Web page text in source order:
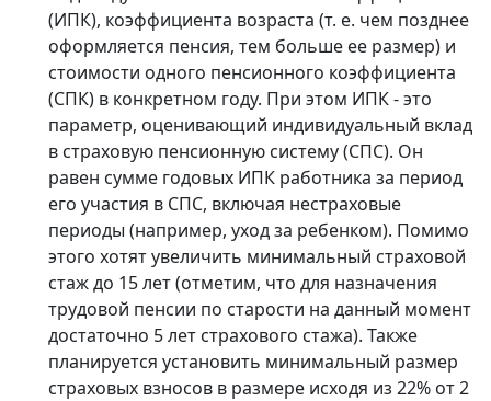
(ИПК), коэффициента возраста (т. е. чем позднее
оформляется пенсия, тем больше ее размер) и
стоимости одного пенсионного коэффициента
(СПК) в конкретном году. При этом ИПК - это
параметр, оценивающий индивидуальный вклад
в страховую пенсионную систему (СПС). Он
равен сумме годовых ИПК работника за период
его участия в СПС, включая нестраховые
периоды (например, уход за ребенком). Помимо
этого хотят увеличить минимальный страховой
стаж до 15 лет (отметим, что для назначения
трудовой пенсии по старости на данный момент
достаточно 5 лет страхового стажа). Также
планируется установить минимальный размер
страховых взносов в размере исходя из 22% от 2